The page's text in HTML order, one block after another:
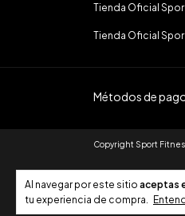
Al navegar por este sitio aceptas
tu experiencia de compra.
Tienda Oficial
Tienda Oficial
Métodos de
Copyright Sport